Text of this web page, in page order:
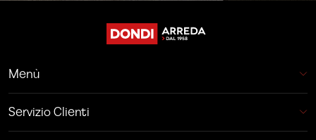
Menù
Servizio Clienti